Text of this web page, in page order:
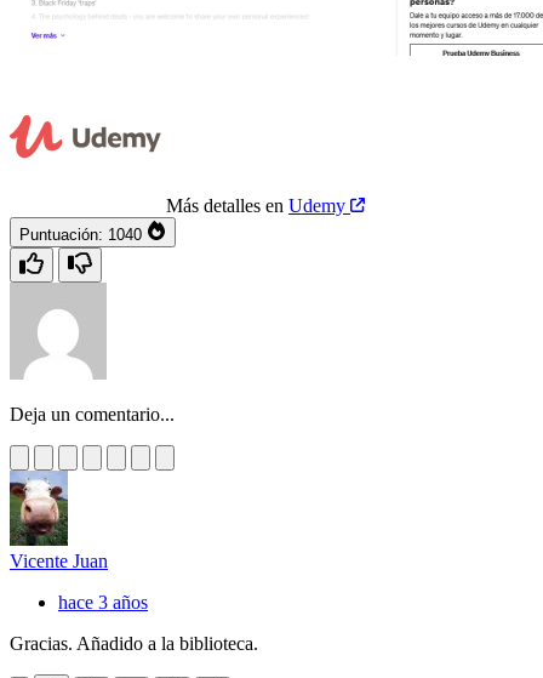
Más detalles en Udemy
Puntuación: 1040
Deja un comentario...
Vicente Juan
hace 3 años
Gracias. Añadido a la biblioteca.